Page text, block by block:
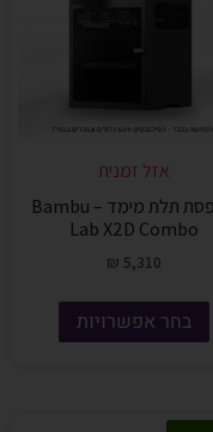
אזל זמנית
מדפסת תלת מימד – Bambu
Lab X2D Combo
₪ 5,310
בחר אפשרויות